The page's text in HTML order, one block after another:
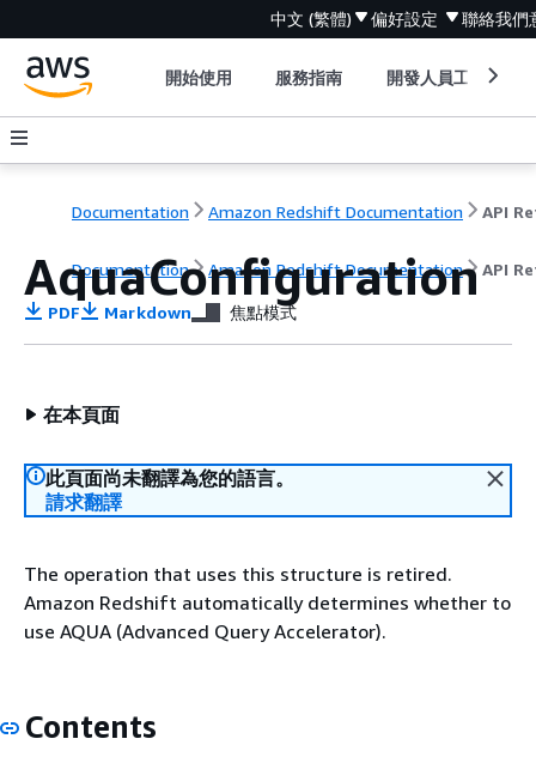
中文 (繁體) 偏好設定 聯絡我們
開始使用 服務指南 開發人員工具
Documentation Amazon Redshift Documentation
Documentation Amazon Redshift Documentation API
AquaConfiguration
PDF Markdown 焦點模式
在本頁面
此頁面尚未翻譯為您的語言。
請求翻譯
The operation that uses this structure is retired.
Amazon Redshift automatically determines whether to
use AQUA (Advanced Query Accelerator).
Contents